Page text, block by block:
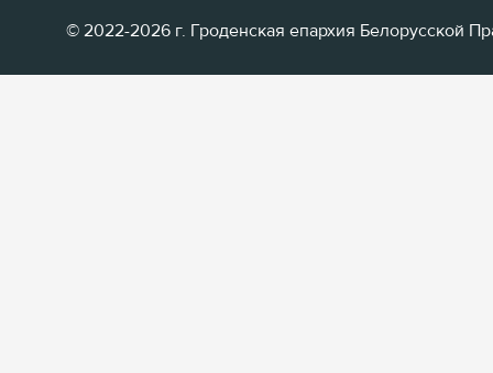
© 2022-2026 г. Гроденская епархия Белорусской